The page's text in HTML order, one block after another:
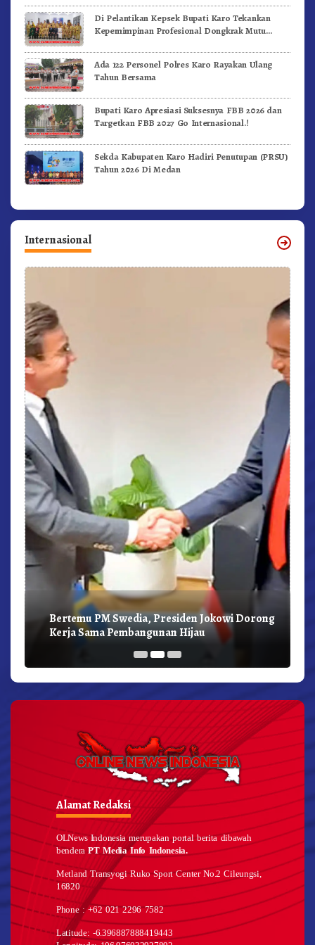
Di Pelantikan Kepsek Bupati Karo Tekankan
Kepemimpinan Profesional Dongkrak Mutu
Ada 122 Personel Polres Karo Rayakan Ulang
Tahun Bersama
Bupati Karo Apresiasi Suksesnya FBB 2026 dan
Targetkan FBB 2027 Go Internasional.!
Sekda Kabupaten Karo Hadiri Penutupan (PRSU)
Tahun 2026 Di Medan
Internasional
Bertemu PM Swedia, Presiden Jokowi Dorong
Kerja Sama Pembangunan Hijau
Alamat Redaksi
OLNews Indonesia merupakan portal berita dibawah
benderaPT Media Info Indonesia.
Metland Transyogi Ruko Sport Center No.2 Cileungsi,
16820
Phone : +62 021 2296 7582
Latitude: -6.396887888419443